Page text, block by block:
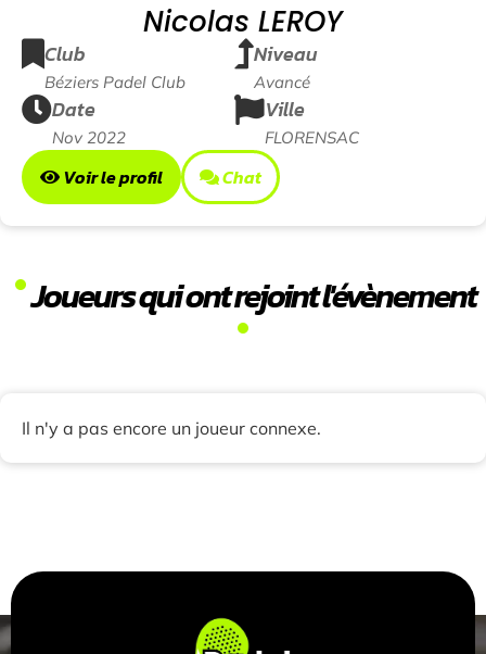
Nicolas LEROY
Club
Béziers Padel Club
Niveau
Avancé
Date
Nov 2022
Ville
FLORENSAC
Voir le profil Chat
Joueurs qui ont rejoint l'évènement
Il n'y a pas encore un joueur connexe.